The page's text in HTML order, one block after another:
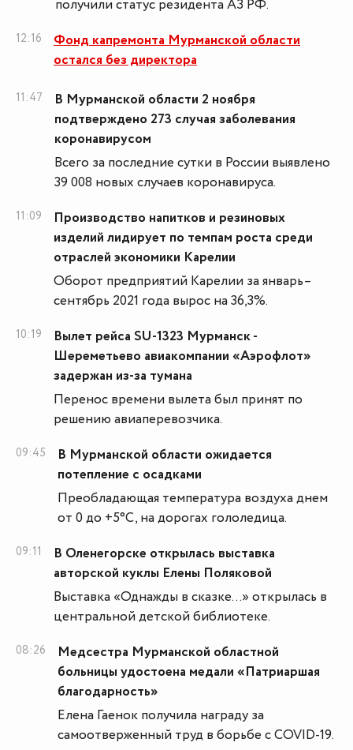
получили статус резидента АЗ РФ.
12:16
Фонд капремонта Мурманской области
остался без директора
11:47
В Мурманской области 2 ноября
подтверждено 273 случая заболевания
коронавирусом
Всего за последние сутки в России выявлено
39 008 новых случаев коронавируса.
11:09
Производство напитков и резиновых
изделий лидирует по темпам роста среди
отраслей экономики Карелии
Оборот предприятий Карелии за январь–
сентябрь 2021 года вырос на 36,3%.
10:19
Вылет рейса SU-1323 Мурманск -
Шереметьево авиакомпании «Аэрофлот»
задержан из-за тумана
Перенос времени вылета был принят по
решению авиаперевозчика.
09:45
В Мурманской области ожидается
потепление с осадками
Преобладающая температура воздуха днем
от 0 до +5°С, на дорогах гололедица.
09:11
В Оленегорске открылась выставка
авторской куклы Елены Поляковой
Выставка «Однажды в сказке…» открылась в
центральной детской библиотеке.
08:26
Медсестра Мурманской областной
больницы удостоена медали «Патриаршая
благодарность»
Елена Гаенок получила награду за
самоотверженный труд в борьбе с COVID-19.